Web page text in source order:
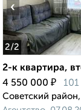
2/2
‹
2-к квартира,
4 550 000 ₽
Советский